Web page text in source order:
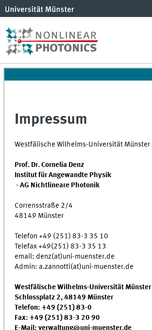
Impressum
Westfälische Wilhelms-Universität Münster
Prof. Dr. Cornelia Denz
Institut für Angewandte Physik
- AG Nichtlineare Photonik
Corrensstraße 2/4
48149 Münster
Telefon +49 (251) 83-3 35 10
Telefax +49(251) 83-3 35 13
email: denz(at)uni-muenster.de
Admin: a.zannotti(at)uni-muenster.de
Westfälische Wilhelms-Universität Münster
Schlossplatz 2, 48149 Münster
Telefon: +49 (251) 83-0
Fax: +49 (251) 83-3 20 90
E-Mail: verwaltung@uni-muenster.de